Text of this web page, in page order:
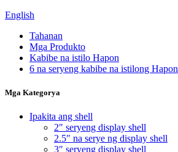
English
Tahanan
Mga Produkto
Kabibe na istilo Hapon
6 na seryeng kabibe na istilong Hapon
Mga Kategorya
Ipakita ang shell
2″ seryeng display shell
2.5″ na serye ng display shell
3″ seryeng display shell